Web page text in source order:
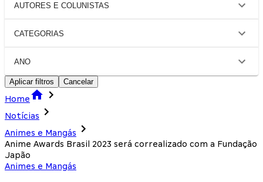
AUTORES E COLUNISTAS
CATEGORIAS
ANO
Aplicar filtros Cancelar
Home
Notícias
Animes e Mangás
Anime Awards Brasil 2023 será correalizado com a Fundação
Japão
Animes e Mangás